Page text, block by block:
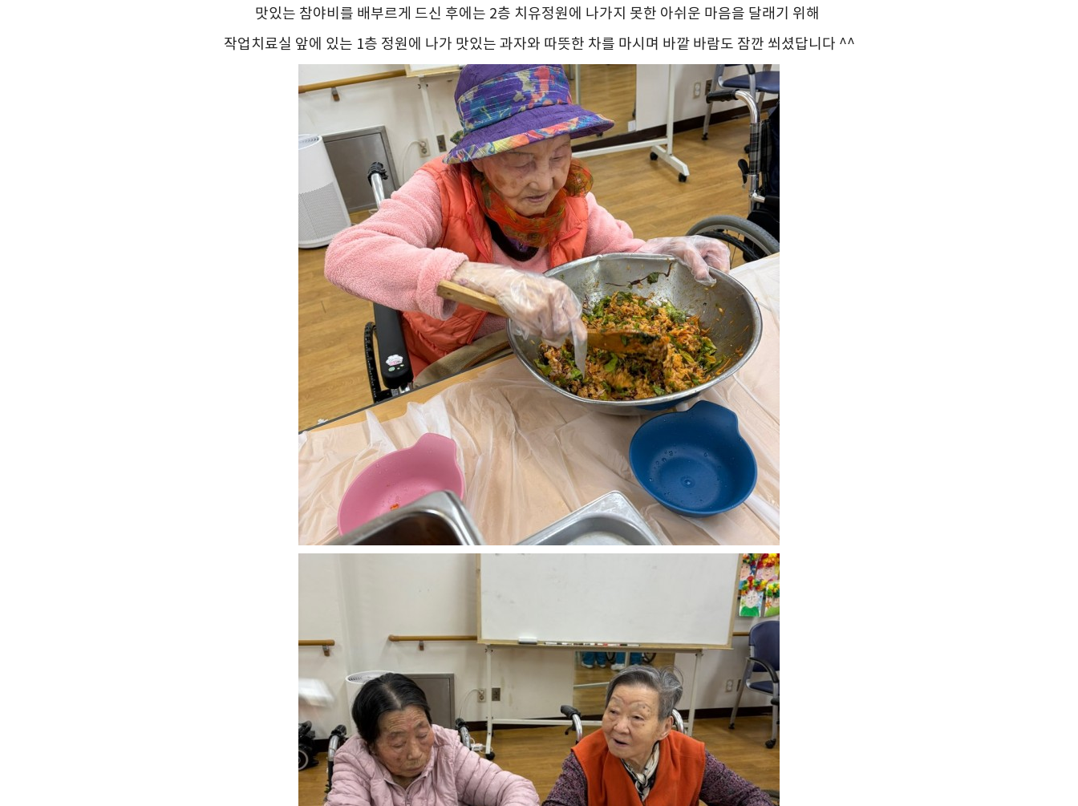
맛있는 참야비를 배부르게 드신 후에는 2층 치유정원에 나가지 못한 아쉬운 마음을 달래기 위해
작업치료실 앞에 있는 1층 정원에 나가 맛있는 과자와 따뜻한 차를 마시며 바깥 바람도 잠깐 쐬셨답니다 ^^